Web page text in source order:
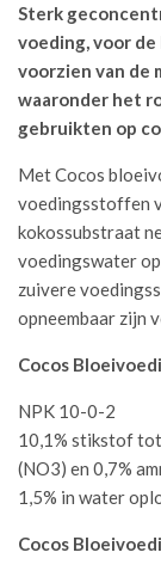
Sterk
voeding, voor
voorzien van de
waaronder het
gebruikten op
Met Cocos
voedingsstoffen
kokossubstraat
voedingswater
zuivere
opneembaar zijn
Cocos
NPK 10-0-2
10,1% stikstof
(NO3) en 0,7%
1,5% in water
Cocos